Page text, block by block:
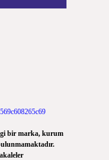
bir marka, kurum